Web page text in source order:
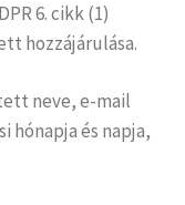
6. cikk (1)
hozzájárulása.
neve, e-mail
hónapja és napja,